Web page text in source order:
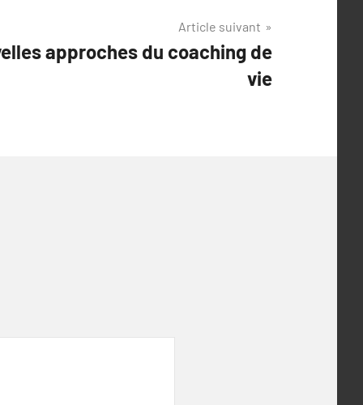
Article suivant
approches du coaching de
vie